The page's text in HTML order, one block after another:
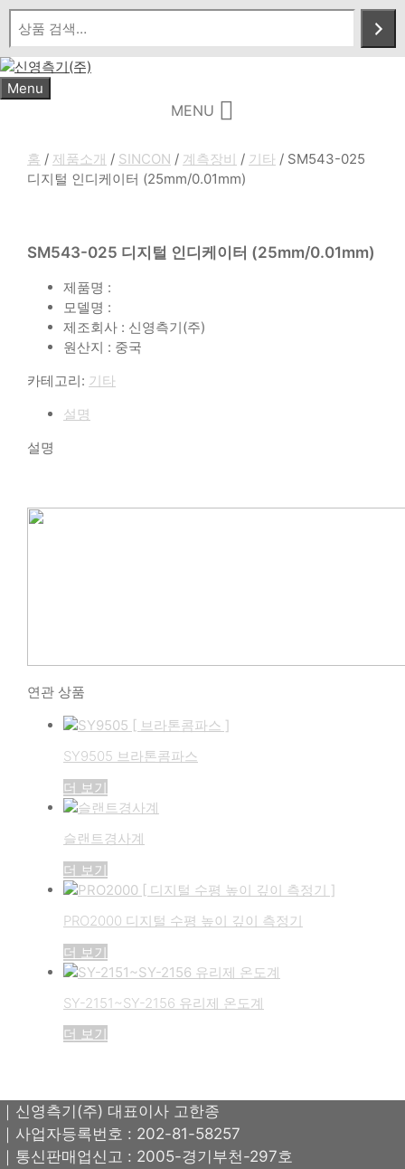
Skip
content
Menu
MENU
홈 / 제품소개 / SINCON / 계측장비 / 기타 / SM543-025
디지털 인디케이터 (25mm/0.01mm)
SM543-025 디지털 인디케이터 (25mm/0.01mm)
제품명 :
모델명 :
제조회사 : 신영측기(주)
원산지 : 중국
카테고리: 기타
설명
설명
연관 상품
SY9505 브라톤콤파스
더 보기
슬랜트경사계
더 보기
PRO2000 디지털 수평 높이 깊이 측정기
더 보기
SY-2151~SY-2156 유리제 온도계
더 보기
｜신영측기(주) 대표이사 고한종
｜사업자등록번호 : 202-81-58257
｜통신판매업신고 : 2005-경기부천-297호